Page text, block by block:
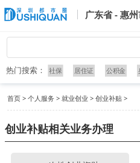
广东省 - 惠
热门搜索： 社保 居住证 公积金
首页 > 个人服务 > 就业创业 > 创业补贴 >
创业补贴相关业务办理